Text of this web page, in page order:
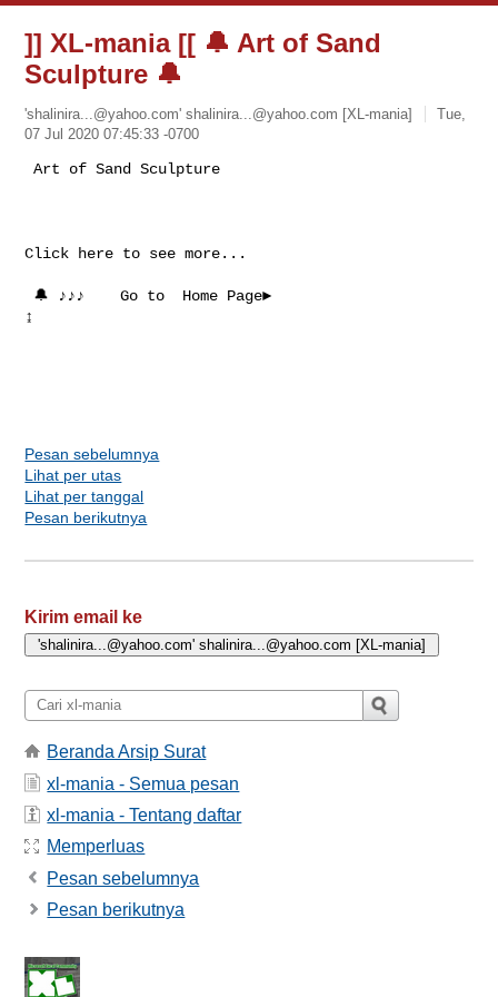
]] XL-mania [[ 🔔 Art of Sand
Sculpture 🔔
'shalinira...@yahoo.com'shalinira...@yahoo.com [XL-mania]
Tue,
07 Jul 2020 07:45:33 -0700
Click here to see more...
🔔 ♪♪♪    Go to  Home Page►
↨
Pesan sebelumnya
Lihat per utas
Lihat per tanggal
Pesan berikutnya
Kirim email ke
Beranda Arsip Surat
xl-mania - Semua pesan
xl-mania - Tentang daftar
Memperluas
Pesan sebelumnya
Pesan berikutnya